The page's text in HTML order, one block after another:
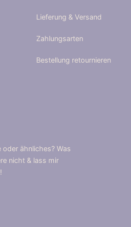
Lieferung & Versand
Zahlungsarten
Bestellung retournieren
ähnliches? Was
nicht & lass mir